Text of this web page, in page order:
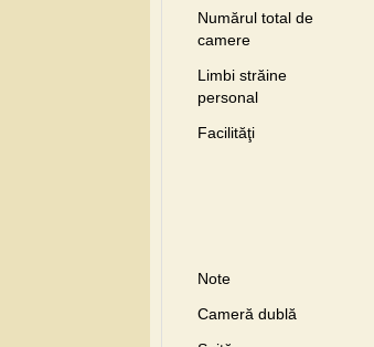
Numărul total de
camere
Limbi străine
personal
Facilităţi
Note
Cameră dublă